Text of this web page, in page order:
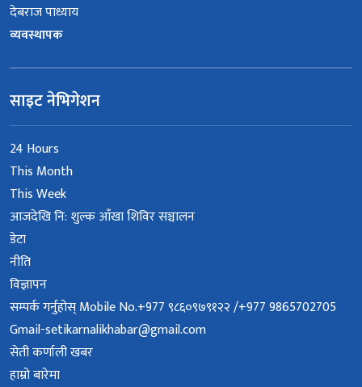
देबराज पाध्याय
व्यवस्थापक
साइट नेभिगेशन
24 Hours
This Month
This Week
आजदेखि नि: शुल्क आँखा शिविर सञ्चालन
डेटा
नीति
विज्ञापन
सम्पर्क गर्नुहोस् Mobile No.+977 ९८६०९७९१२२ /+977 9865702705
Gmail-setikarnalikhabar@gmail.com
सेती कर्णाली खबर
हाम्रो बारेमा